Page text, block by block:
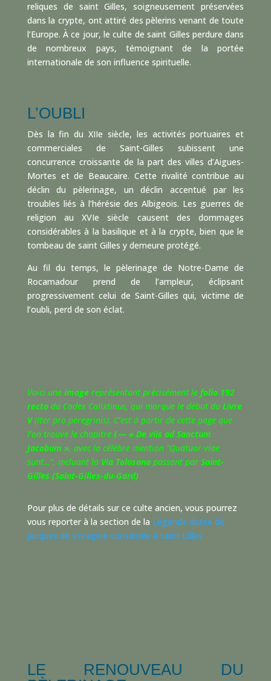
reliques de saint Gilles, soigneusement préservées
dans la crypte, ont attiré des pèlerins venant de toute
l’Europe. À ce jour, le culte de saint Gilles perdure dans
de nombreux pays, témoignant de la portée
internationale de son influence spirituelle.
L’OUBLI
Dès la fin du XIIe siècle, les activités portuaires et
commerciales de Saint-Gilles subissent une
concurrence croissante de la part des villes d’Aigues-
Mortes et de Beaucaire. Cette rivalité contribue au
déclin du pèlerinage, un déclin accentué par les
troubles liés à l’hérésie des Albigeois. Les guerres de
religion au XVIe siècle causent des dommages
considérables à la basilique et à la crypte, bien que le
tombeau de saint Gilles y demeure protégé.
Au fil du temps, le pèlerinage de Notre-Dame de
Rocamadour prend de l’ampleur, éclipsant
progressivement celui de Saint-Gilles qui, victime de
l’oubli, perd de son éclat.
Voici une image représentant précisément le folio 192
rectodu Codex Calixtinus, qui marque le début du Livre
V(Iter pro peregrinis). C’est à partir de cette page que
l’on trouve le chapitre I — « De viis ad Sanctum
Jacobum », avec la célèbre mention “Quatuor viae
sunt…”, incluant la Via Tolosanapassant par Saint-
Gilles (Saint-Gilles-du-Gard)
Pour plus de détails sur ce culte ancien, vous pourrez
vous reporter à la section de la Légende dorée de
Jacques de Voragine consacrée à saint Gilles.
LE RENOUVEAU DU